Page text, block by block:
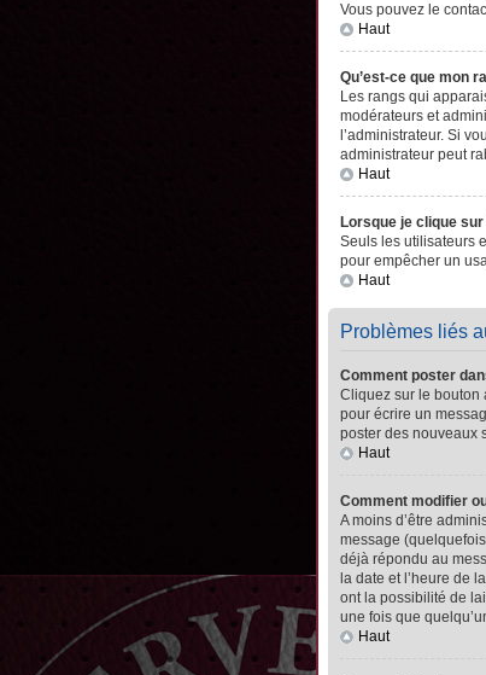
Vous pouvez le
Haut
Qu’est-ce que mon
Les rangs qui
modérateurs et
l’administrateur. Si
administrateur peut
Haut
Lorsque je clique
Seuls les utilisateurs
pour empêcher un
Haut
Problèmes liés
Comment poster
Cliquez sur le bouton
pour écrire un
poster des nouveaux
Haut
Comment modifier
A moins d’être
message
déjà répondu au
la date et l’heure de
ont la possibilité de
une fois que
Haut